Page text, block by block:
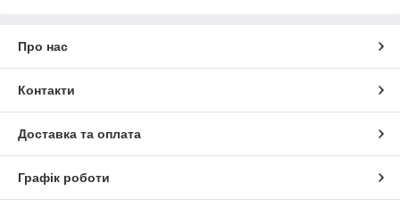
Про нас
Контакти
Доставка та оплата
Графік роботи